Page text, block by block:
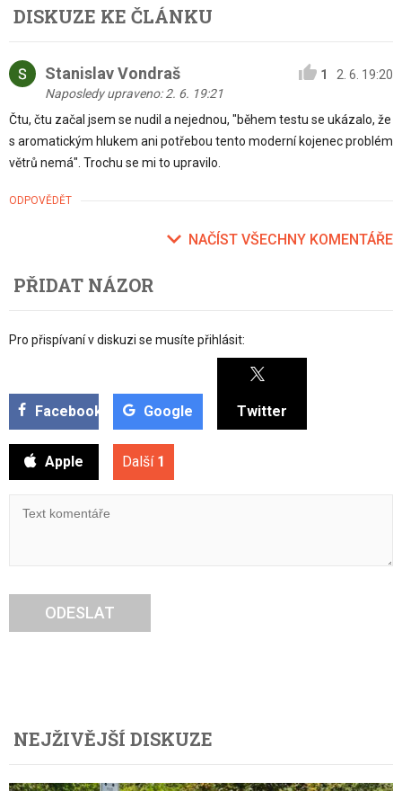
DISKUZE KE ČLÁNKU
Stanislav Vondraš 1
2. 6. 19:20
Naposledy upraveno: 2. 6. 19:21
Čtu, čtu začal jsem se nudil a nejednou, "během testu se ukázalo, že
s aromatickým hlukem ani potřebou tento moderní kojenec problém
větrů nemá". Trochu se mi to upravilo.
ODPOVĚDĚT
NAČÍST VŠECHNY KOMENTÁŘE
PŘIDAT NÁZOR
Pro přispívaní v diskuzi se musíte přihlásit:
Facebook Google Twitter
Apple Další 1
ODESLAT
NEJŽIVĚJŠÍ DISKUZE